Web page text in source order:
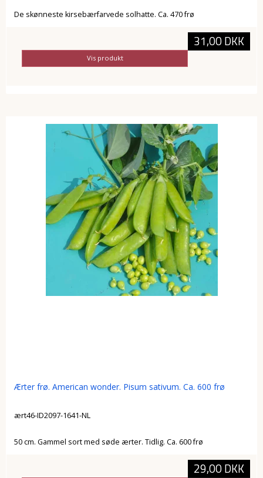
De skønneste kirsebærfarvede solhatte. Ca. 470 frø
31,00 DKK
Vis produkt
Ærter frø. American wonder. Pisum sativum. Ca. 600 frø
ært46-ID2097-1641-NL
50 cm. Gammel sort med søde ærter. Tidlig. Ca. 600 frø
29,00 DKK